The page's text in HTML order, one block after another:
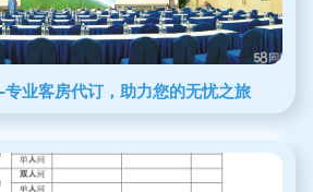
业客房代订，助力您的无忧之旅